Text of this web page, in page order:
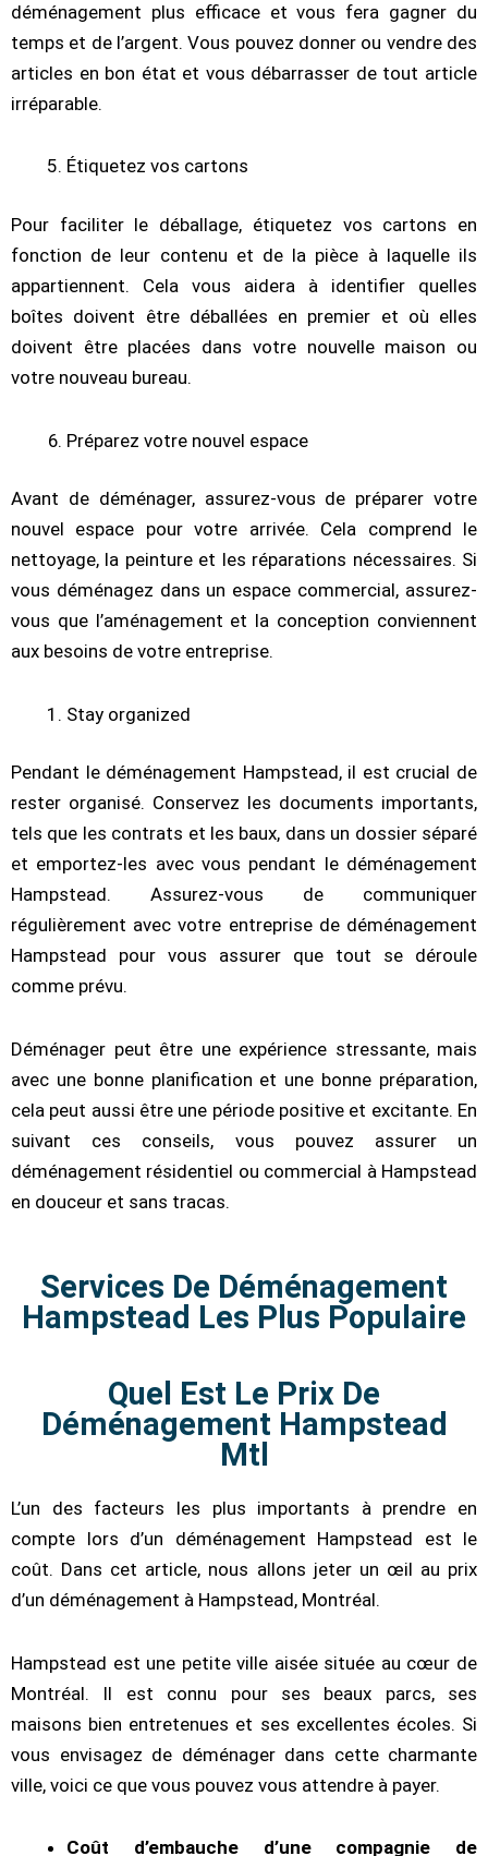
déménagement plus efficace et vous fera gagner du
temps et de l’argent. Vous pouvez donner ou vendre des
articles en bon état et vous débarrasser de tout article
irréparable.
Étiquetez vos cartons
Pour faciliter le déballage, étiquetez vos cartons en
fonction de leur contenu et de la pièce à laquelle ils
appartiennent. Cela vous aidera à identifier quelles
boîtes doivent être déballées en premier et où elles
doivent être placées dans votre nouvelle maison ou
votre nouveau bureau.
Préparez votre nouvel espace
Avant de déménager, assurez-vous de préparer votre
nouvel espace pour votre arrivée. Cela comprend le
nettoyage, la peinture et les réparations nécessaires. Si
vous déménagez dans un espace commercial, assurez-
vous que l’aménagement et la conception conviennent
aux besoins de votre entreprise.
Stay organized
Pendant le déménagement Hampstead, il est crucial de
rester organisé. Conservez les documents importants,
tels que les contrats et les baux, dans un dossier séparé
et emportez-les avec vous pendant le déménagement
Hampstead. Assurez-vous de communiquer
régulièrement avec votre entreprise de déménagement
Hampstead pour vous assurer que tout se déroule
comme prévu.
Déménager peut être une expérience stressante, mais
avec une bonne planification et une bonne préparation,
cela peut aussi être une période positive et excitante. En
suivant ces conseils, vous pouvez assurer un
déménagement résidentiel ou commercial à Hampstead
en douceur et sans tracas.
Services De Déménagement
Hampstead Les Plus Populaire
Déménagement Commercial
Demenagement Longue Distance
Déménagement Piano
Service d'Assemblage de Meubles
Quel Est Le Prix De
Déménagement Hampstead
Mtl
L’un des facteurs les plus importants à prendre en
compte lors d’un déménagement Hampstead est le
coût. Dans cet article, nous allons jeter un œil au prix
d’un déménagement à Hampstead, Montréal.
Hampstead est une petite ville aisée située au cœur de
Montréal. Il est connu pour ses beaux parcs, ses
maisons bien entretenues et ses excellentes écoles. Si
vous envisagez de déménager dans cette charmante
ville, voici ce que vous pouvez vous attendre à payer.
Coût d’embauche d’une compagnie de